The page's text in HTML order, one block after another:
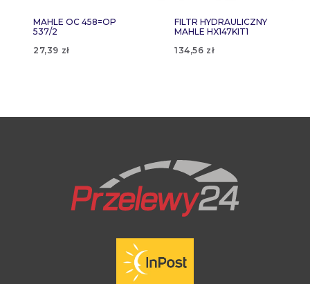
MAHLE OC 458=OP
537/2
27,39 zł
FILTR HYDRAULICZNY
MAHLE HX147KIT1
134,56 zł